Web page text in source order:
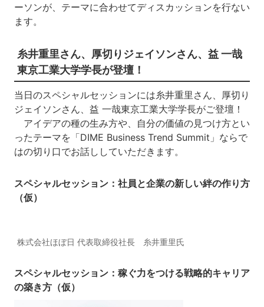
ーソンが、テーマに合わせてディスカッションを行ない
ます。
糸井重里さん、厚切りジェイソンさん、益 一哉
東京工業大学学長が登壇！
当日のスペシャルセッションには糸井重里さん、厚切り
ジェイソンさん、益 一哉東京工業大学学長がご登壇！
アイデアの種の生み方や、自分の価値の見つけ方とい
ったテーマを「DIME Business Trend Summit」ならで
はの切り口でお話ししていただきます。
スペシャルセッション： 社員と企業の新しい絆の作り方
（仮）
株式会社ほぼ日 代表取締役社長 糸井重里氏
スペシャルセッション： 稼ぐ力をつける戦略的キャリア
の築き方（仮）